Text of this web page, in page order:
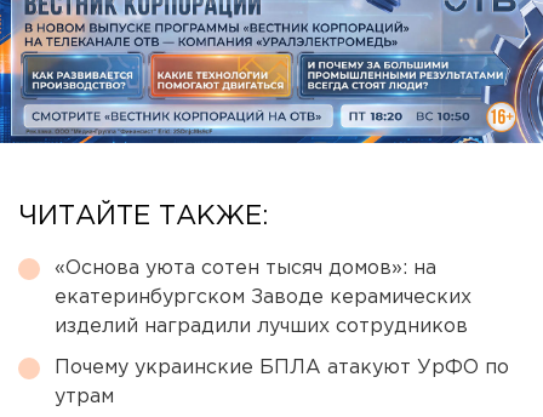
ЧИТАЙТЕ ТАКЖЕ:
«Основа уюта сотен тысяч домов»: на
екатеринбургском Заводе керамических
изделий наградили лучших сотрудников
Почему украинские БПЛА атакуют УрФО по
утрам